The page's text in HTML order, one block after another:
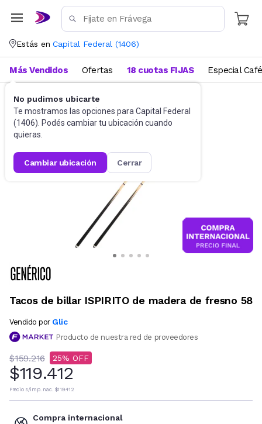
Estás en Capital Federal (1406)
No pudimos ubicarte
Te mostramos las opciones para Capital Federal
(1406). Podés cambiar tu ubicación cuando
quieras.
cambiar ubicación cerrar
Más Vendidos Ofertas 18 cuotas FIJAS Especial Café
Deportes y fitness
Tacos de billar ISPIRITO de madera de fresno 58
Vendido por Glic
Producto de nuestra red de proveedores
$159.216 25
$119.412
Precio s/imp. nac. $119.412
Compra internacional